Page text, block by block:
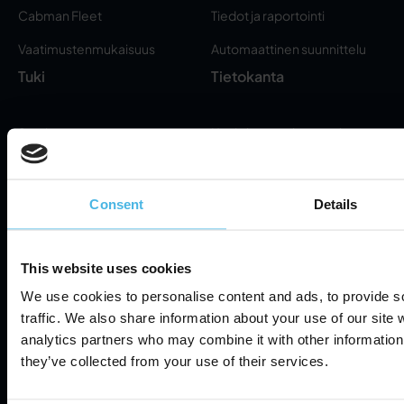
Consent Details
This website uses cookies
We use cookies to personalise content and ads, to provide
traffic. We also share information about your use of our site
analytics partners who may combine it with other
they’ve collected from your use of their services.
Cabman Fleet
Vaatimustenmukaisuus
Tiedot ja raportointi
Automaattinen suunnittelu
Tuki
Servicepartners
Tukipalvelu
Tietokanta
Usein kysytyt kysymykset
Yhteystiedot
Tietoturva
Käyttöehdot
Cookie Settings